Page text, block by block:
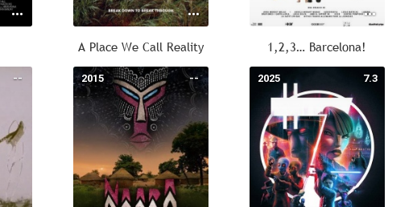
A Place We Call Reality 1,2,3… Barcelona!
-- --
2015 7.3
2025